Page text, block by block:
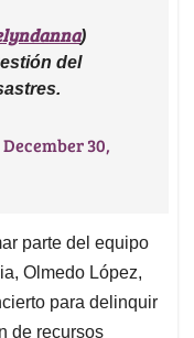
)
del
December 30,
parte del equipo
Olmedo López,
para delinquir
de recursos